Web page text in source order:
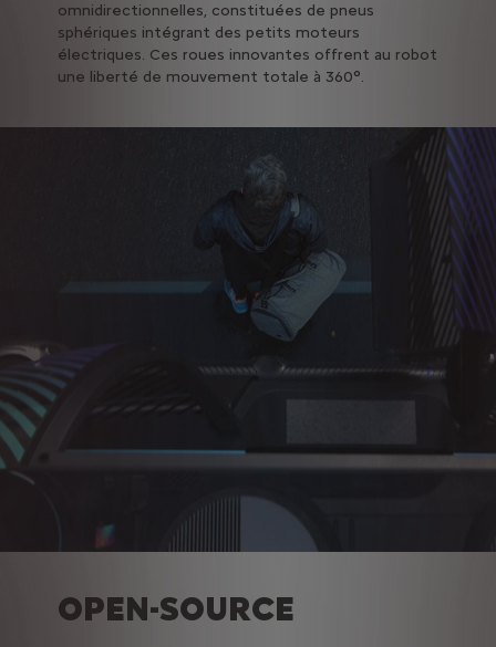
omnidirectionnelles, constituées de pneus
sphériques intégrant des petits moteurs
électriques. Ces roues innovantes offrent au robot
une liberté de mouvement totale à 360°.
OPEN-SOURCE